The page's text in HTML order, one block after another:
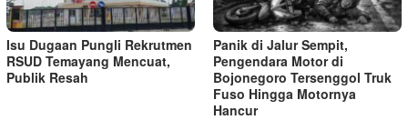
Isu Dugaan Pungli Rekrutmen
RSUD Temayang Mencuat,
Publik Resah
Panik di Jalur Sempit,
Pengendara Motor di
Bojonegoro Tersenggol Truk
Fuso Hingga Motornya
Hancur